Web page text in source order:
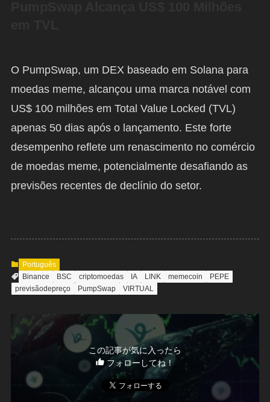
O PumpSwap, um DEX baseado em Solana para
moedas meme, alcançou uma marca notável com
US$ 100 milhões em Total Value Locked (TVL)
apenas 50 dias após o lançamento. Este forte
desempenho reflete um renascimento no comércio
de moedas meme, potencialmente desafiando as
previsões recentes de declínio do setor.
Português
Binance
BSC criptomoedas IA LINK memecoin
PEPE
previsãodepreço
PumpSwap VIRTUAL
この記事が気に入ったら
フォローしてね！